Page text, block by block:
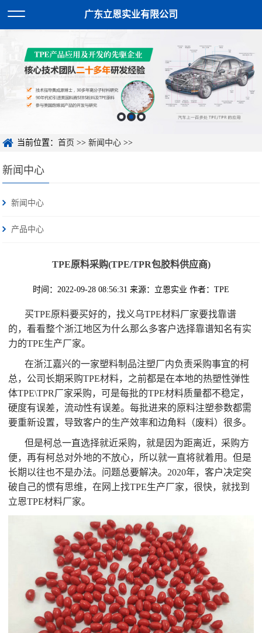
广东立恩实业有限公司
当前位置：首页 >>新闻中心 >>
新闻中心
新闻中心
产品中心
TPE原料采购(TPE/TPR包胶料供应商)
时间：2022-09-28 08:56:31 来源：立恩实业 作者：TPE
买TPE原料要买好的，找义乌TPE材料厂家要找靠谱
的，看看整个浙江地区为什么那么多客户选择靠谱知名有实
力的TPE生产厂家。
在浙江嘉兴的一家塑料制品注塑厂内负责采购事宜的柯
总，公司长期采购TPE材料，之前都是在本地的热塑性弹性
体TPE\TPR厂家采购，可是每批的TPE材料质量都不稳定，
硬度有误差，流动性有误差。每批进来的原料注塑参数都需
要重新设置，导致客户的生产效率和边角料（废料）很多。
但是柯总一直选择就近采购，就是因为距离近，采购方
便，再有柯总对外地的不放心，所以就一直将就着用。但是
长期以往也不是办法。问题总要解决。2020年，客户决定突
破自己的惯有思维，在网上找TPE生产厂家，很快，就找到
立恩TPE材料厂家。